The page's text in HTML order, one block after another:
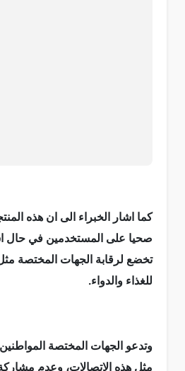
كما اشار الخبراء الى ان هذه
صحيا على المستخدمين في حال
تخضع لرقابة الجهات المختصة
للغذاء والدواء.
وتدعو الجهات المختصة
مثل هذه الاتصالات، وعدم